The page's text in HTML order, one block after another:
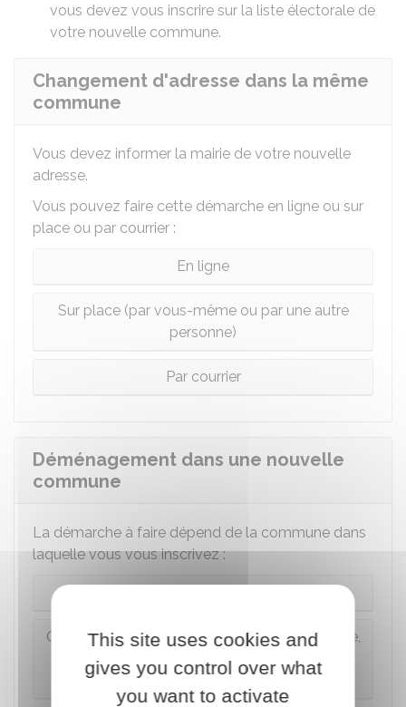
vous devez vous inscrire sur la liste électorale de
votre nouvelle commune.
Changement d'adresse dans la même
commune
Vous devez informer la mairie de votre nouvelle
adresse.
Vous pouvez faire cette démarche en ligne ou sur
place ou par courrier :
En ligne
Sur place (par vous-même ou par une autre
personne)
Par courrier
Déménagement dans une nouvelle
commune
La démarche à faire dépend de la commune dans
laquelle vous vous inscrivez :
Commune de Guadeloupe, Guyane, Martinique,
Polynésie française, Saint-Barthélemy, Saint-
Martin, Saint-Pierre-et-Miquelon
This site uses cookies and
gives you control over what
you want to activate